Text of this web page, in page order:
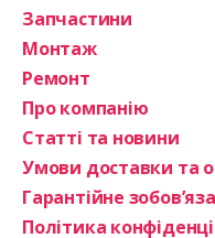
Запчастини
Монтаж
Ремонт
Про компанію
Статті та новини
Умови доставки та
Гарантійне
Політика